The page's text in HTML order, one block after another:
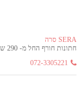
SERA סרה
חתונות חורף החל מ- 290 ש"ח
072-3305221